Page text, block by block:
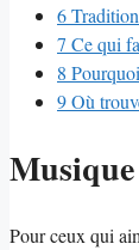
6
7 Ce qui
8
9Où
Pour ceux qui